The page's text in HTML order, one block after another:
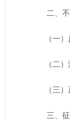
二、
（一
（二
（三
三、